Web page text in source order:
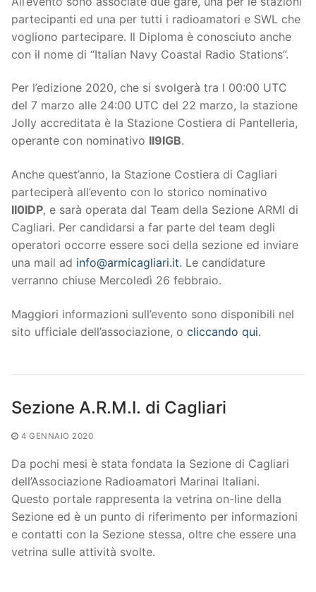
partecipanti ed una per tutti i radioamatori e SWL che
vogliono partecipare. Il Diploma è conosciuto anche
con il nome di “Italian Navy Coastal Radio Stations”.
Per l’edizione 2020, che si svolgerà tra l 00:00 UTC
del 7 marzo alle 24:00 UTC del 22 marzo, la stazione
Jolly accreditata è la Stazione Costiera di Pantelleria,
operante con nominativo II9IGB.
Anche quest’anno, la Stazione Costiera di Cagliari
parteciperà all’evento con lo storico nominativo
II0IDP, e sarà operata dal Team della Sezione ARMI di
Cagliari. Per candidarsi a far parte del team degli
operatori occorre essere soci della sezione ed inviare
una mail ad info@armicagliari.it. Le candidature
verranno chiuse Mercoledì 26 febbraio.
Maggiori informazioni sull’evento sono disponibili nel
sito ufficiale dell’associazione, o cliccando qui.
Sezione A.R.M.I. di Cagliari
4 GENNAIO 2020
Da pochi mesi è stata fondata la Sezione di Cagliari
dell’Associazione Radioamatori Marinai Italiani.
Questo portale rappresenta la vetrina on-line della
Sezione ed è un punto di riferimento per informazioni
e contatti con la Sezione stessa, oltre che essere una
vetrina sulle attività svolte.